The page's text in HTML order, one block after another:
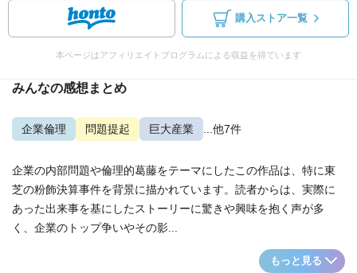
購入ストア一覧
本ページはアフィリエイトプログラムによる収益を得ています
みんなの感想まとめ
企業倫理 問題提起 巨大産業 ...他7件
企業の内部問題や倫理的葛藤をテーマにしたこの作品は、特に東
芝の粉飾決算事件を背景に描かれています。読者からは、実際に
あった出来事を基にしたストーリーに驚きや興味を抱く声が多
く、企業のトップ争いやその影...
もっと見る